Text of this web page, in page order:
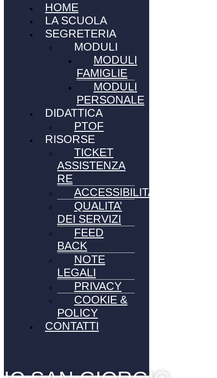
HOME
LA SCUOLA
SEGRETERIA
MODULI
MODULI
FAMIGLIE
MODULI
PERSONALE
DIDATTICA
PTOF
RISORSE
TICKET
ASSISTENZA
RE
ACCESSIBILITA’
QUALITA’
DEI SERVIZI
FEED
BACK
NOTE
LEGALI
PRIVACY
COOKIE &
POLICY
CONTATTI